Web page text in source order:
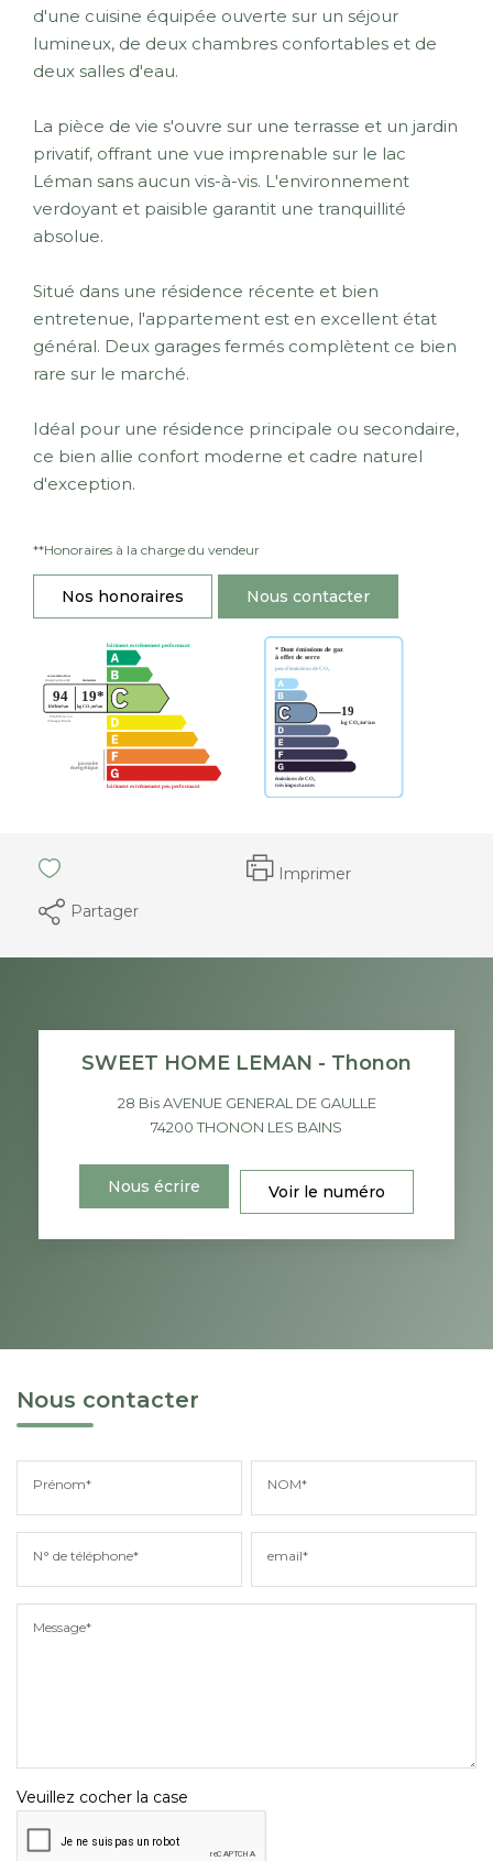
d'une cuisine équipée ouverte sur un séjour
lumineux, de deux chambres confortables et de
deux salles d'eau.
La pièce de vie s'ouvre sur une terrasse et un jardin
privatif, offrant une vue imprenable sur le lac
Léman sans aucun vis-à-vis. L'environnement
verdoyant et paisible garantit une tranquillité
absolue.
Situé dans une résidence récente et bien
entretenue, l'appartement est en excellent état
général. Deux garages fermés complètent ce bien
rare sur le marché.
Idéal pour une résidence principale ou secondaire,
ce bien allie confort moderne et cadre naturel
d'exception.
**Honoraires à la charge du vendeur
Nos honoraires Nous contacter
Imprimer
Partager
SWEET HOME LEMAN - Thonon
28 Bis AVENUE GENERAL DE GAULLE
74200THONON LES BAINS
Nous écrire Voir le numéro
Nous contacter
Prénom* NOM*
N° de téléphone* email*
Message*
Veuillez cocher la case